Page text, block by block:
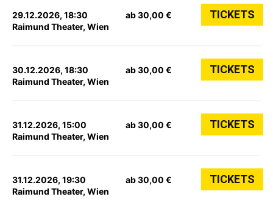
29.12.2026, 18:30
Raimund Theater, Wien
ab 30,00 € TICKETS
30.12.2026, 18:30
Raimund Theater, Wien
ab 30,00 € TICKETS
31.12.2026, 15:00
Raimund Theater, Wien
ab 30,00 € TICKETS
31.12.2026, 19:30
Raimund Theater, Wien
ab 30,00 € TICKETS